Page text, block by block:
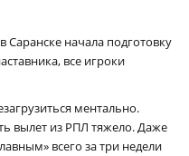
начала подготовку
все игроки
ментально.
вылет из РПЛ тяжело. Даже
всего за три недели